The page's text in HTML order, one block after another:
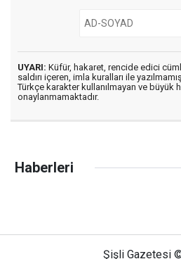
UYARI: Küfür, hakaret, rencide edici
saldırı içeren, imla kuralları ile
Türkçe karakter kullanılmayan ve büyük
onaylanmamaktadır.
Haberleri
Şişli Gazetesi